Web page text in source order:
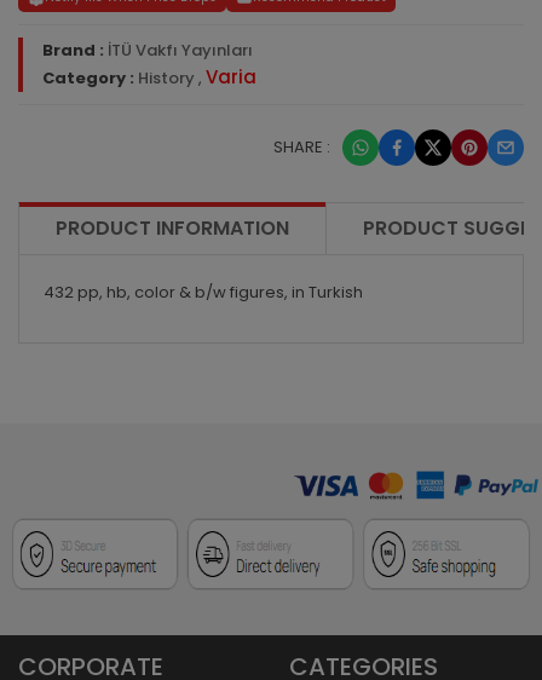
Brand : İTÜ Vakfı Yayınları
Category : History , Varia
SHARE :
PRODUCT INFORMATION PRODUCT
432 pp, hb, color & b/w figures, in Turkish
CORPORATE CATEGORIES